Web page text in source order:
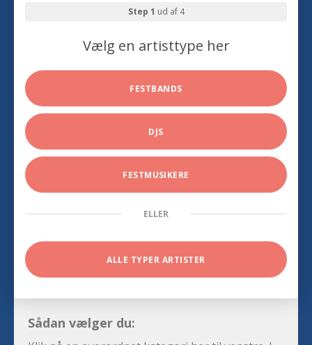
Step 1 ud af 4
Vælg en artisttype her
FESTBANDS
DJS
FESTMUSIKERE
ELLER
ALLE TYPER ARTISTER
Sådan vælger du: